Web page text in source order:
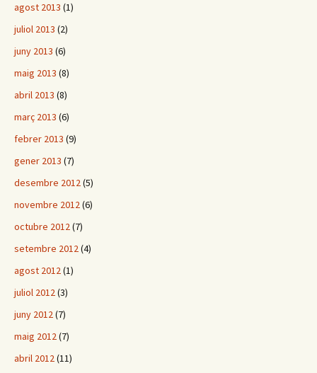
agost 2013 (1)
juliol 2013 (2)
juny 2013 (6)
maig 2013 (8)
abril 2013 (8)
març 2013 (6)
febrer 2013 (9)
gener 2013 (7)
desembre 2012(5)
novembre 2012(6)
octubre 2012(7)
setembre 2012(4)
agost 2012(1)
juliol 2012(3)
juny 2012(7)
maig 2012(7)
abril 2012(11)